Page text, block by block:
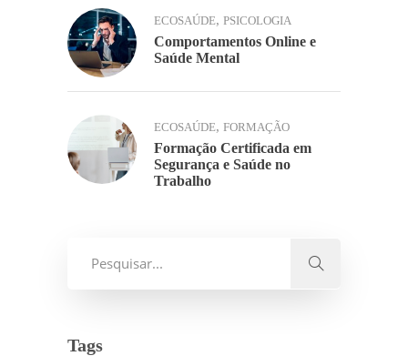
ECOSAÚDE, PSICOLOGIA
Comportamentos Online e
Saúde Mental
ECOSAÚDE, FORMAÇÃO
Formação Certificada em
Segurança e Saúde no
Trabalho
Tags